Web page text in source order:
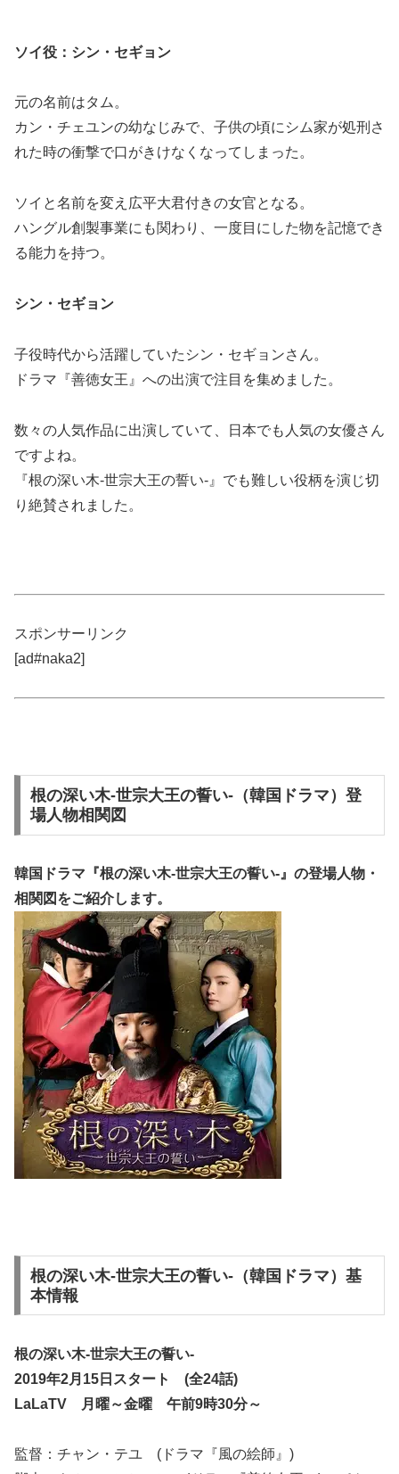
ソイ役：シン・セギョン
元の名前はタム。
カン・チェユンの幼なじみで、子供の頃にシム家が処刑さ
れた時の衝撃で口がきけなくなってしまった。
ソイと名前を変え広平大君付きの女官となる。
ハングル創製事業にも関わり、一度目にした物を記憶でき
る能力を持つ。
シン・セギョン
子役時代から活躍していたシン・セギョンさん。
ドラマ『善徳女王』への出演で注目を集めました。
数々の人気作品に出演していて、日本でも人気の女優さん
ですよね。
『根の深い木-世宗大王の誓い-』でも難しい役柄を演じ切
り絶賛されました。
スポンサーリンク
[ad#naka2]
根の深い木-世宗大王の誓い-（韓国ドラマ）登
場人物相関図
韓国ドラマ『根の深い木-世宗大王の誓い-』の登場人物・
相関図 をご紹介します。
根の深い木-世宗大王の誓い-（韓国ドラマ）基
本情報
根の深い木-世宗大王の誓い-
2019年2月15日スタート (全24話)
LaLaTV 月曜～金曜 午前9時30分～
監督：チャン・テユ (ドラマ『風の絵師』)